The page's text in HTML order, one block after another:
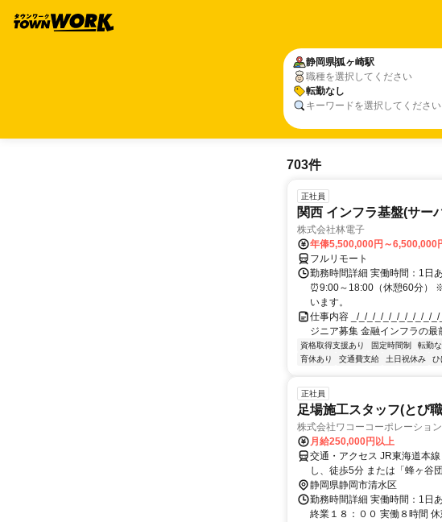
静岡県狐ヶ崎駅
職種を選択してください
転勤なし
キーワードを選択してください
703件
正社員
関西 インフラ基盤(サー
株式会社林電子
年俸5,500,000円～6,500,000
フルリモート
勤務時間詳細 実働時間：1日
⏰9:00～18:00（休憩60分）
います。
仕事内容 _/_/_/_/_/_/_/_/_/_/
ジニア募集 金融インフラの
資格取得支援あり 固定時間制 転勤な
育休あり
交通費支給 土日祝休み ひ
正社員
足場施工スタッフ(とび
株式会社ワコーコーポレーショ
月給250,000円以上
交通・アクセス JR東海道本
し、徒歩5分 または「蜂ヶ谷
静岡県静岡市清水区
勤務時間詳細 実働時間：1日
終業１８：００ 実働８時間